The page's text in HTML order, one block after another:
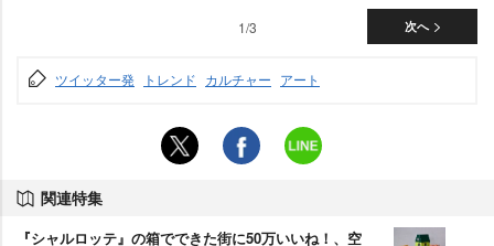
次へ
1/3
ツイッター発 トレンド カルチャー アート
関連特集
『シャルロッテ』の箱でできた街に50万いいね！、空